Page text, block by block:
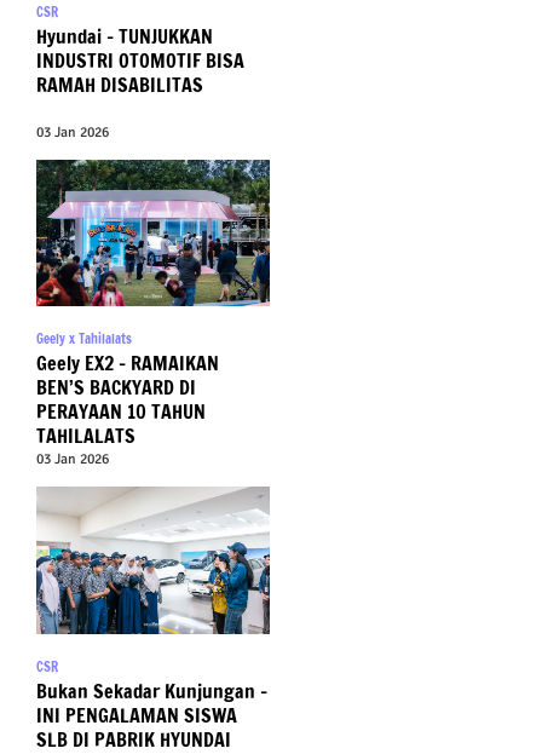
CSR
Hyundai – TUNJUKKAN
INDUSTRI OTOMOTIF BISA
RAMAH DISABILITAS
03 Jan 2026
Geely x Tahilalats
Geely EX2 – RAMAIKAN
BEN’S BACKYARD DI
PERAYAAN 10 TAHUN
TAHILALATS
03 Jan 2026
CSR
Bukan Sekadar Kunjungan –
INI PENGALAMAN SISWA
SLB DI PABRIK HYUNDAI